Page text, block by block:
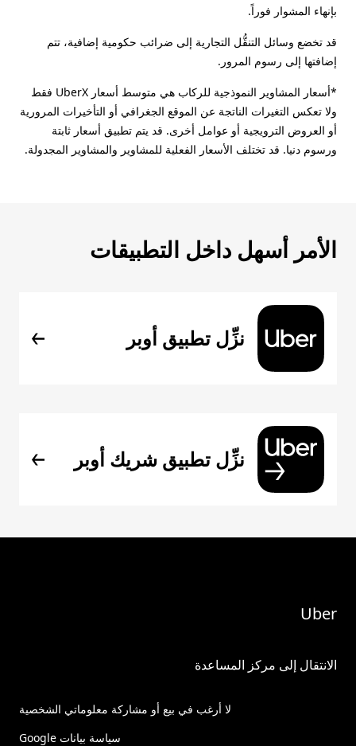
بإنهاء المشوار فوراً.
قد تخضع وسائل التنقُّل التجارية إلى ضرائب حكومية إضافية، تتم
إضافتها إلى رسوم المرور.
*أسعار المشاوير النموذجية للركاب هي متوسط أسعار UberX فقط
ولا تعكس التغيرات الناتجة عن الموقع الجغرافي أو التأخيرات المرورية
أو العروض الترويجية أو عوامل أخرى. قد يتم تطبيق أسعار ثابتة
ورسوم دنيا. قد تختلف الأسعار الفعلية للمشاوير والمشاوير المجدولة.
الأمر أسهل داخل التطبيقات
نزِّل تطبيق أوبر
نزِّل تطبيق شريك أوبر
Uber
الانتقال إلى مركز المساعدة
لا أرغب في بيع أو مشاركة معلوماتي الشخصية
سياسة بيانات Google